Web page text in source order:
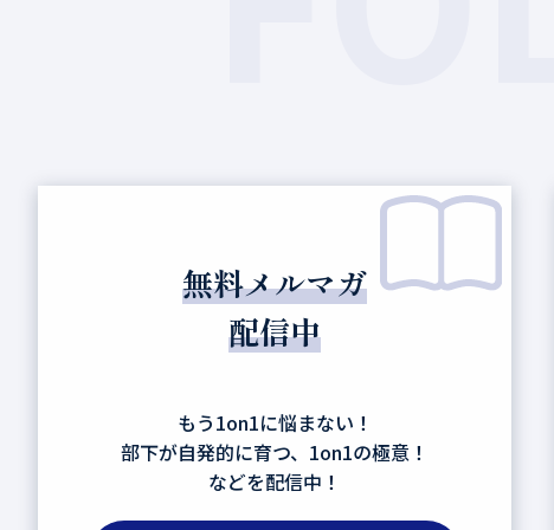
無料メルマガ
配信中
もう1on1に悩まない！
部下が自発的に育つ、1on1の極意！
などを配信中！